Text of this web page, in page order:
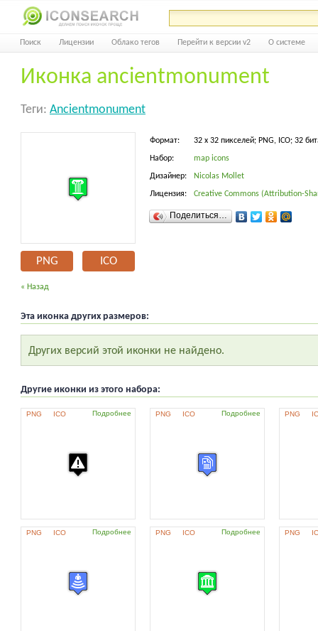
Поиск Лицензии Облако тегов Перейти к версии v2 О системе
Иконка ancientmonument
Теги: Ancientmonument
PNG ICO
Формат: 32 x 32 пикселей; PNG, ICO; 32
Набор: map icons
Дизайнер: Nicolas Mollet
Лицензия: Creative Commons (Attribution-
Поделиться…
« Назад
Эта иконка других размеров:
Других версий этой иконки не найдено.
Другие иконки из этого набора:
PNG ICO Подробнее PNG ICO Подробнее PNG
PNG ICO Подробнее PNG ICO Подробнее PNG